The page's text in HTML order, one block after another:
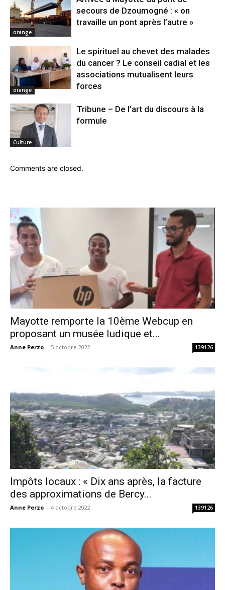
orange
secours de Dzoumogné : « on
travaille un pont après l’autre »
orange
Le spirituel au chevet des malades
du cancer ? Le conseil cadial et les
associations mutualisent leurs
forces
Culture
Tribune – De l’art du discours à la
formule
Comments are closed.
Mayotte remporte la 10ème Webcup en
proposant un musée ludique et...
Anne Perzo - 5 octobre 2022 139126
Impôts locaux : « Dix ans après, la facture
des approximations de Bercy...
Anne Perzo - 4 octobre 2022 139126